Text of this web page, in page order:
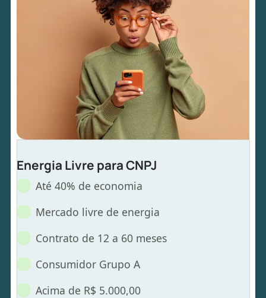
Energia Livre para CNPJ
Até 40% de economia
Mercado livre de energia
Contrato de 12 a 60 meses
Consumidor Grupo A
Acima de R$ 5.000,00